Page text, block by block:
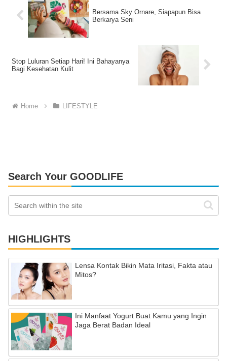
Bersama Sky Ornare, Siapapun Bisa
Berkarya Seni
Stop Luluran Setiap Hari! Ini Bahayanya
Bagi Kesehatan Kulit
Home LIFESTYLE
Search Your GOODLIFE
HIGHLIGHTS
Lensa Kontak Bikin Mata Iritasi, Fakta atau
Mitos?
Ini Manfaat Yogurt Buat Kamu yang Ingin
Jaga Berat Badan Ideal